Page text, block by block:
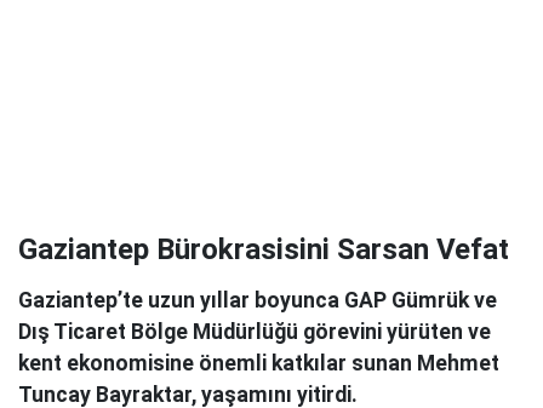
Gaziantep Bürokrasisini Sarsan Vefat
Gaziantep’te uzun yıllar boyunca GAP Gümrük ve
Dış Ticaret Bölge Müdürlüğü görevini yürüten ve
kent ekonomisine önemli katkılar sunan Mehmet
Tuncay Bayraktar, yaşamını yitirdi.